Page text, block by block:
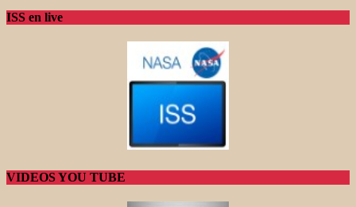
ISS en live
VIDEOS YOU TUBE